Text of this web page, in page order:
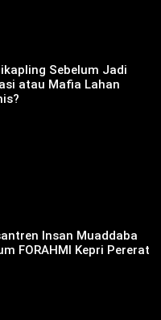
Sebelum Jadi
atau Mafia Lahan
Insan Muaddaba
FORAHMI Kepri Pererat